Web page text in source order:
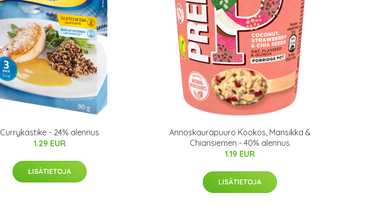
Currykastike - 24% alennus
1.29 EUR
LISÄTIETOJA
Annoskaurapuuro Kookos, Mansikka &
Chiansiemen - 40% alennus
1.19 EUR
LISÄTIETOJA